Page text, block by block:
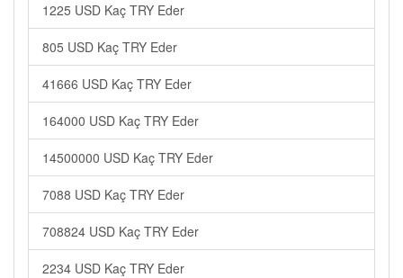
1225 USD Kaç TRY Eder
805 USD Kaç TRY Eder
41666 USD Kaç TRY Eder
164000 USD Kaç TRY Eder
14500000 USD Kaç TRY Eder
7088 USD Kaç TRY Eder
708824 USD Kaç TRY Eder
2234 USD Kaç TRY Eder